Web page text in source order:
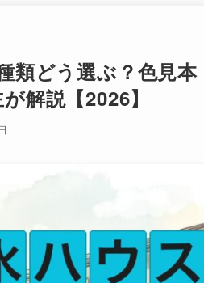
類どう選ぶ？色見
解説【2026】